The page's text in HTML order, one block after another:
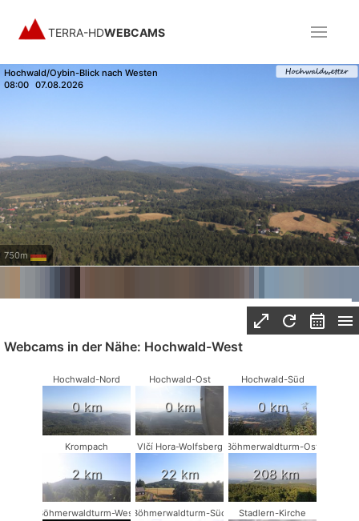
TERRA-HDWEBCAMS
Hochwald/Oybin-Blick nach Westen
08:00 07.08.2026
750m
Webcams in der Nähe: Hochwald-West
Hochwald-Nord
0 km
Hochwald-Ost
0 km
Hochwald-Süd
0 km
Krompach
2 km
Vlčí Hora-Wolfsberg
22 km
Böhmerwaldturm-Ost
208 km
Böhmerwaldturm-WestBöhmerwaldturm-Süd Stadlern-Kirche